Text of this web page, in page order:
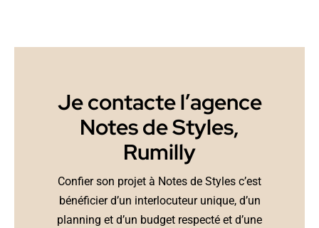
Je contacte l’agence
Notes de Styles,
Rumilly
Confier son projet à Notes de Styles c’est
bénéficier d’un interlocuteur unique, d’un
planning et d’un budget respecté et d’une